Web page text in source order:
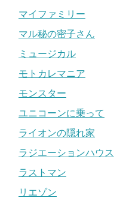
マイファミリー
マル秘の密子さん
ミュージカル
モトカレマニア
モンスター
ユニコーンに乗って
ライオンの隠れ家
ラジエーションハウス
ラストマン
リエゾン